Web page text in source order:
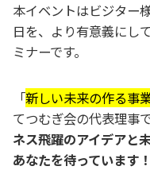
本イベントはビジター
日を、より有意義にし
ミナーです。
「新しい未来の作る事
てつむぎ会の代表理事
ネス飛躍のアイデアと
あなたを待っています！